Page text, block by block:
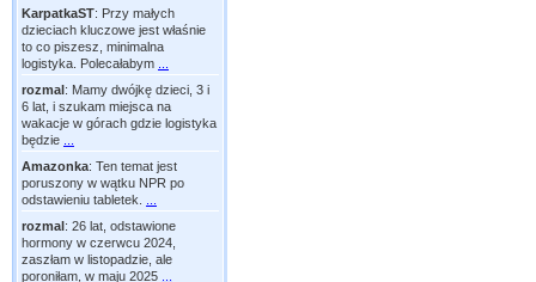
KarpatkaST: Przy małych
dzieciach kluczowe jest właśnie
to co piszesz, minimalna
logistyka. Polecałabym
rozmal: Mamy dwójkę dzieci, 3 i
6 lat, i szukam miejsca na
wakacje w górach gdzie logistyka
będzie
Amazonka: Ten temat jest
poruszony w wątku NPR po
odstawieniu tabletek.
rozmal: 26 lat, odstawione
hormony w czerwcu 2024,
zaszłam w listopadzie, ale
poroniłam, w maju 2025